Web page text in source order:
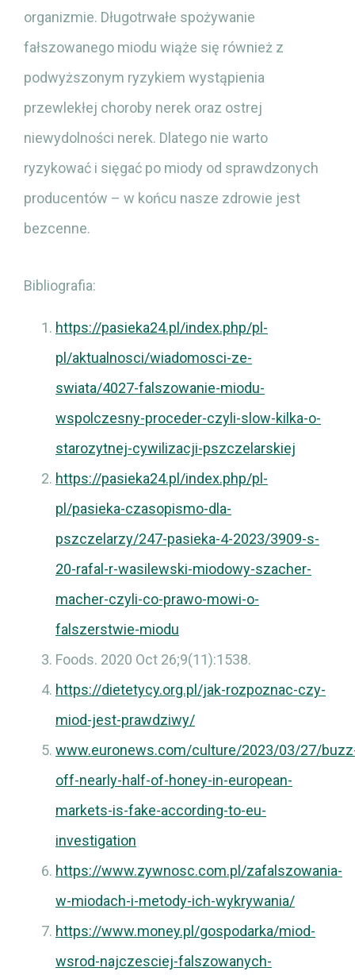
organizmie. Długotrwałe spożywanie
fałszowanego miodu wiąże się również z
podwyższonym ryzykiem wystąpienia
przewlekłej choroby nerek oraz ostrej
niewydolności nerek. Dlatego nie warto
ryzykować i sięgać po miody od sprawdzonych
producentów – w końcu nasze zdrowie jest
bezcenne.
Bibliografia:
https://pasieka24.pl/index.php/pl-
pl/aktualnosci/wiadomosci-ze-
swiata/4027-falszowanie-miodu-
wspolczesny-proceder-czyli-slow-kilka-o-
starozytnej-cywilizacji-pszczelarskiej
https://pasieka24.pl/index.php/pl-
pl/pasieka-czasopismo-dla-
pszczelarzy/247-pasieka-4-2023/3909-s-
20-rafal-r-wasilewski-miodowy-szacher-
macher-czyli-co-prawo-mowi-o-
falszerstwie-miodu
Foods. 2020 Oct 26;9(11):1538.
https://dietetycy.org.pl/jak-rozpoznac-czy-
miod-jest-prawdziwy/
www.euronews.com/culture/2023/03/27/
off-nearly-half-of-honey-in-european-
markets-is-fake-according-to-eu-
investigation
https://www.zywnosc.com.pl/zafalszowania-
w-miodach-i-metody-ich-wykrywania/
https://www.money.pl/gospodarka/miod-
wsrod-najczesciej-falszowanych-